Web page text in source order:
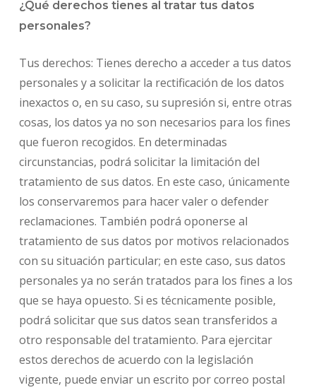
¿Qué derechos tienes al tratar tus datos
personales?
Tus derechos: Tienes derecho a acceder a tus datos
personales y a solicitar la rectificación de los datos
inexactos o, en su caso, su supresión si, entre otras
cosas, los datos ya no son necesarios para los fines
que fueron recogidos. En determinadas
circunstancias, podrá solicitar la limitación del
tratamiento de sus datos. En este caso, únicamente
los conservaremos para hacer valer o defender
reclamaciones. También podrá oponerse al
tratamiento de sus datos por motivos relacionados
con su situación particular; en este caso, sus datos
personales ya no serán tratados para los fines a los
que se haya opuesto. Si es técnicamente posible,
podrá solicitar que sus datos sean transferidos a
otro responsable del tratamiento. Para ejercitar
estos derechos de acuerdo con la legislación
vigente, puede enviar un escrito por correo postal